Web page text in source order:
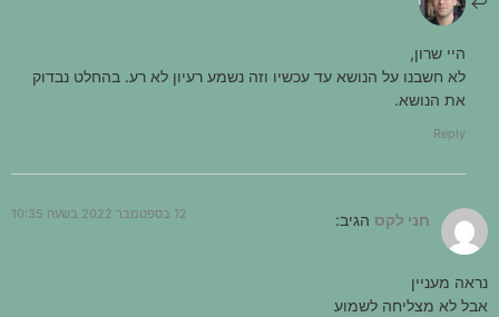
היי שרון,
לא חשבנו על הנושא עד עכשיו וזה נשמע רעיון לא רע. בהחלט נבדוק
את הנושא.
Reply
חני לקס הגיב: 12 בספטמבר 2022 בשעה 10:35
נראה מעניין
אבל לא מצליחה לשמוע